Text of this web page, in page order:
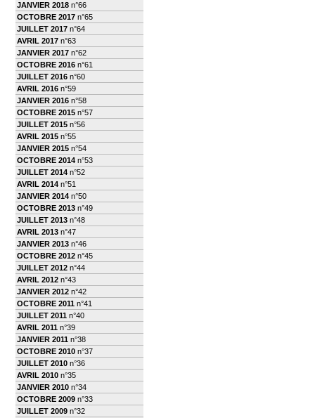
JANVIER 2018 n°66
OCTOBRE 2017 n°65
JUILLET 2017 n°64
AVRIL 2017 n°63
JANVIER 2017 n°62
OCTOBRE 2016 n°61
JUILLET 2016 n°60
AVRIL 2016 n°59
JANVIER 2016 n°58
OCTOBRE 2015 n°57
JUILLET 2015 n°56
AVRIL 2015 n°55
JANVIER 2015 n°54
OCTOBRE 2014 n°53
JUILLET 2014 n°52
AVRIL 2014 n°51
JANVIER 2014 n°50
OCTOBRE 2013 n°49
JUILLET 2013 n°48
AVRIL 2013 n°47
JANVIER 2013 n°46
OCTOBRE 2012 n°45
JUILLET 2012 n°44
AVRIL 2012 n°43
JANVIER 2012 n°42
OCTOBRE 2011 n°41
JUILLET 2011 n°40
AVRIL 2011 n°39
JANVIER 2011 n°38
OCTOBRE 2010 n°37
JUILLET 2010 n°36
AVRIL 2010 n°35
JANVIER 2010 n°34
OCTOBRE 2009 n°33
JUILLET 2009 n°32